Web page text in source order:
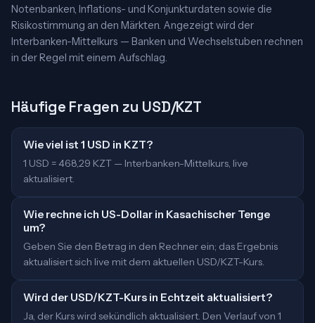
Notenbanken, Inflations- und Konjunkturdaten sowie die
Risikostimmung an den Märkten. Angezeigt wird der
Interbanken-Mittelkurs — Banken und Wechselstuben rechnen
in der Regel mit einem Aufschlag.
Häufige Fragen zu USD/KZT
Wie viel ist 1 USD in KZT?
1 USD = 468,29 KZT — Interbanken-Mittelkurs, live
aktualisiert.
Wie rechne ich US-Dollar in Kasachischer Tenge
um?
Geben Sie den Betrag in den Rechner ein; das Ergebnis
aktualisiert sich live mit dem aktuellen USD/KZT-Kurs.
Wird der USD/KZT-Kurs in Echtzeit aktualisiert?
Ja, der Kurs wird sekündlich aktualisiert. Den Verlauf von 1